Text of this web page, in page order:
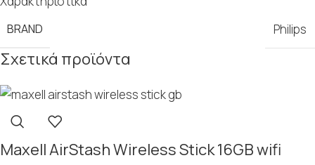
BRAND Philips
Σχετικά προϊόντα
Maxell AirStash Wireless Stick 16GB wifi